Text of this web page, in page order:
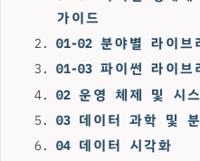
가이드
01-02 분야별 라이
01-03 파이썬 라이브
02 운영 체제 및 시
03 데이터 과학 및
04 데이터 시각화